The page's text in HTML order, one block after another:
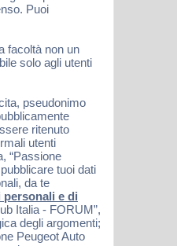
Puoi
facoltà non un
solo agli utenti
pseudonimo
ritenuto
utenti
“Passione
tuoi dati
da te
e di
Italia - FORUM”,
degli argomenti;
Peugeot Auto